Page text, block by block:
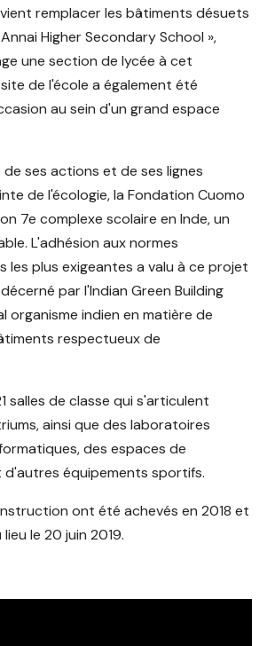
remplacer les bâtiments désuets
Higher Secondary School »,
une section de lycée à cet
de l'école a également été
au sein d'un grand espace
ses actions et de ses lignes
de l'écologie, la Fondation Cuomo
7e complexe scolaire en Inde, un
L'adhésion aux normes
les plus exigeantes a valu à ce projet
par l'Indian Green Building
organisme indien en matière de
respectueux de
salles de classe qui s'articulent
ainsi que des laboratoires
des espaces de
d'autres équipements sportifs.
ont été achevés en 2018 et
le 20 juin 2019.